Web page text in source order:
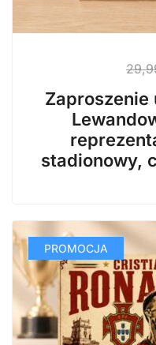
Zaproszenie
stadionowy,
PROMOCJA